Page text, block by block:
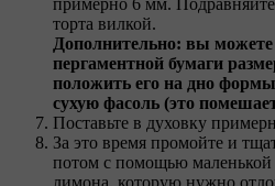
примерно 6 мм.
торта вилкой.
Дополнительно: вы
пергаментной бумаги
положить его на дно
сухую фасоль (это
Поставьте в духовку
За это время промойте и
потом с помощью маленькой
лимона, которую нужно